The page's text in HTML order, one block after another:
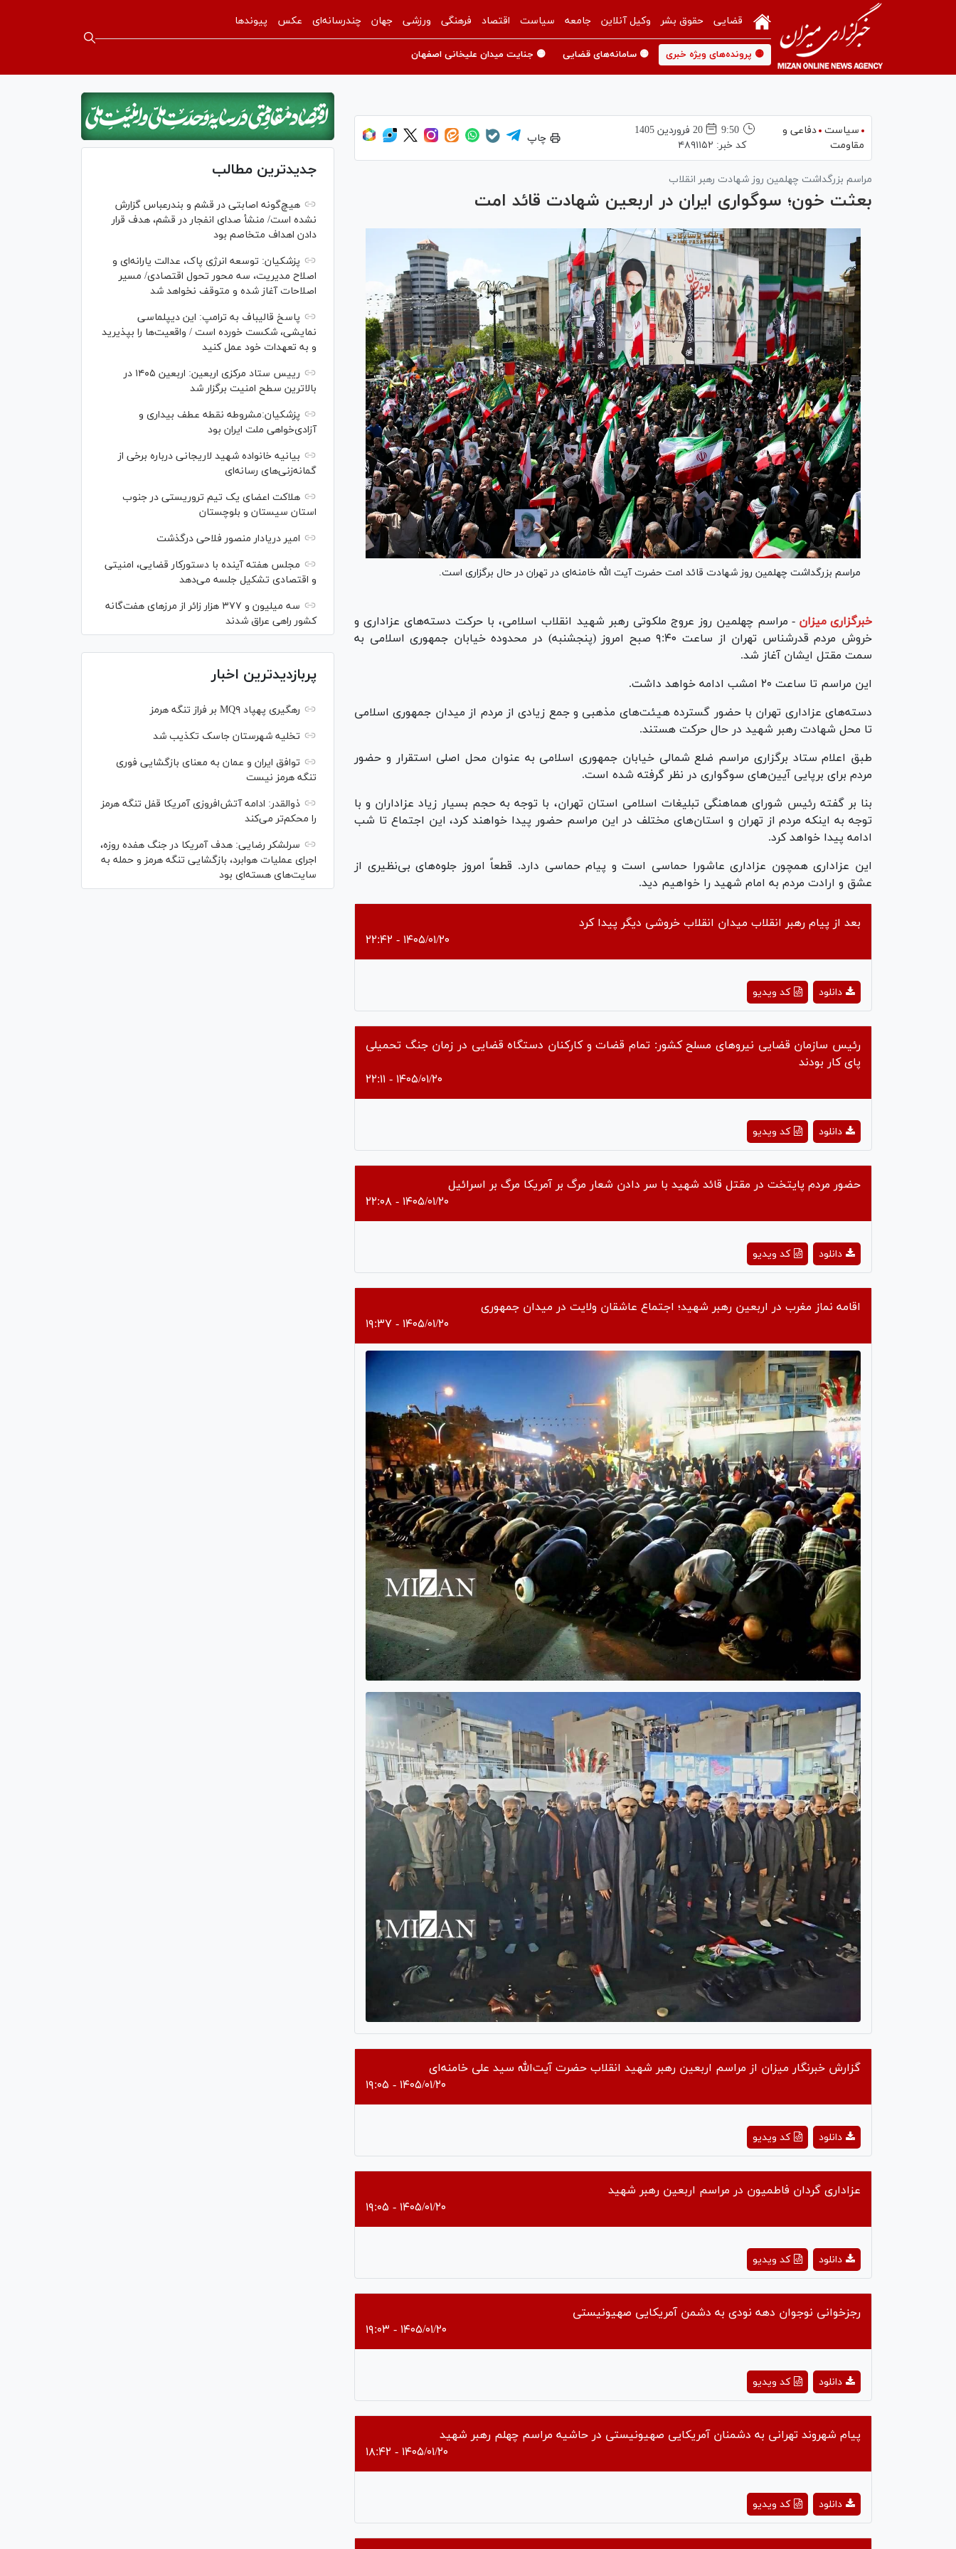
قضایی حقوق بشر وکیل آنلاین جامعه سیاست اقتصاد فرهنگی ورزشی جهان چندرسانه‌ای عکس پیوندها
🟡 پرونده‌های ویژه خبری 🟡 سامانه‌های قضایی 🟡 جنایت میدان علیخانی اصفهان
سیاست دفاعی و
مقاومت
9:50
20 فروردين 1405
کد خبر: ۴۸۹۱۱۵۲
چاپ
مراسم بزرگداشت چهلمین روز شهادت رهبر انقلاب
بعثت خون؛ سوگواری ایران در اربعین شهادت قائد امت
مراسم بزرگداشت چهلمین روز شهادت قائد امت حضرت آیت الله خامنه‌ای در تهران در حال برگزاری است.
خبرگزاری میزان - مراسم چهلمین روز عروج ملکوتی رهبر شهید انقلاب اسلامی، با حرکت دسته‌های عزاداری و
خروش مردم قدرشناس تهران از ساعت ۹:۴۰ صبح امروز (پنجشنبه) در محدوده خیابان جمهوری اسلامی به
سمت مقتل ایشان آغاز شد.
این مراسم تا ساعت ۲۰ امشب ادامه خواهد داشت.
دسته‌های عزاداری تهران با حضور گسترده هیئت‌های مذهبی و جمع زیادی از مردم از میدان جمهوری اسلامی
تا محل شهادت رهبر شهید در حال حرکت هستند.
طبق اعلام ستاد برگزاری مراسم ضلع شمالی خیابان جمهوری اسلامی به عنوان محل اصلی استقرار و حضور
مردم برای برپایی آیین‌های سوگواری در نظر گرفته شده است.
بنا بر گفته رئیس شورای هماهنگی تبلیغات اسلامی استان تهران، با توجه به حجم بسیار زیاد عزاداران و با
توجه به اینکه مردم از تهران و استان‌های مختلف در این مراسم حضور پیدا خواهند کرد، این اجتماع تا شب
ادامه پیدا خواهد کرد.
این عزاداری همچون عزاداری عاشورا حماسی است و پیام حماسی دارد. قطعاً امروز جلوه‌های بی‌نظیری از
عشق و ارادت مردم به امام شهید را خواهیم دید.
بعد از پیام رهبر انقلاب میدان انقلاب خروشی دیگر پیدا کرد
۱۴۰۵/۰۱/۲۰ - ۲۲:۴۲
Video
کد ویدیو دانلود
رئیس سازمان قضایی نیرو‌های مسلح کشور: تمام قضات و کارکنان دستگاه قضایی در زمان جنگ تحمیلی
پای کار بودند
۱۴۰۵/۰۱/۲۰ - ۲۲:۱۱
Video
کد ویدیو دانلود
حضور مردم پايتخت در مقتل قائد شهید با سر دادن شعار مرگ بر آمریکا مرگ بر اسرائیل
۱۴۰۵/۰۱/۲۰ - ۲۲:۰۸
Video
کد ویدیو دانلود
اقامه نماز مغرب در اربعین رهبر شهید؛ اجتماع عاشقان ولایت در میدان جمهوری
۱۴۰۵/۰۱/۲۰ - ۱۹:۳۷
گزارش خبرنگار میزان از مراسم اربعین رهبر شهید انقلاب حضرت آیت‌الله سید علی خامنه‌ای
۱۴۰۵/۰۱/۲۰ - ۱۹:۰۵
Video
کد ویدیو دانلود
عزاداری گردان فاطمیون در مراسم اربعین رهبر شهید
۱۴۰۵/۰۱/۲۰ - ۱۹:۰۵
Video
کد ویدیو دانلود
رجزخوانی نوجوان دهه نودی به دشمن آمریکایی صهیونیستی
۱۴۰۵/۰۱/۲۰ - ۱۹:۰۳
Video
کد ویدیو دانلود
پیام شهروند تهرانی به دشمنان‌ آمریکایی صهیونیستی در حاشیه مراسم چهلم رهبر شهید
۱۴۰۵/۰۱/۲۰ - ۱۸:۴۲
Video
کد ویدیو دانلود
جدیدترین مطالب
هیچ‌گونه اصابتی در قشم و بندرعباس گزارش
نشده است/ منشأ صدای انفجار در قشم، هدف قرار
دادن اهداف متخاصم بود
پزشکیان: توسعه انرژی پاک، عدالت یارانه‌ای و
اصلاح مدیریت، سه محور تحول اقتصادی/ مسیر
اصلاحات آغاز شده و متوقف نخواهد شد
پاسخ قالیباف به ترامپ: این دیپلماسی
نمایشی، شکست خورده است / واقعیت‌ها را بپذیرید
و به تعهدات خود عمل کنید
رییس ستاد مرکزی اربعین: اربعین ۱۴۰۵ در
بالاترین سطح امنیت برگزار شد
پزشکیان:مشروطه نقطه عطف بیداری و
آزادی‌خواهی ملت ایران بود
بیانیه خانواده شهید لاریجانی درباره برخی از
گمانه‌زنی‌های رسانه‌ای
هلاکت اعضای یک تیم تروریستی در جنوب
استان سیستان و بلوچستان
امیر دریادار منصور فلاحی درگذشت
مجلس هفته آینده با دستورکار قضایی، امنیتی
و اقتصادی تشکیل جلسه می‌دهد
سه میلیون و ۳۷۷ هزار زائر از مرز‌های هفت‌گانه
کشور راهی عراق شدند
پربازدیدترین اخبار
رهگیری پهپاد MQ۹ بر فراز تنگه هرمز
تخلیه شهرستان جاسک تکذیب شد
توافق ایران و عمان به معنای بازگشایی فوری
تنگه هرمز نیست
ذوالقدر: ادامه آتش‌افروزی آمریکا قفل تنگه هرمز
را محکم‌تر می‌کند
سرلشکر رضایی: هدف آمریکا در جنگ هفده روزه،
اجرای عملیات هوابرد، بازگشایی تنگه هرمز و حمله به
سایت‌های هسته‌ای بود